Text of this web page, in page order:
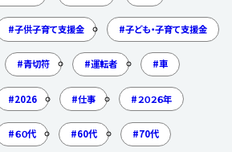
子供子育て支援金 子ども・子育て支援金
青切符 運転者 車
2026 仕事 ２０２６年
６０代 60代 70代